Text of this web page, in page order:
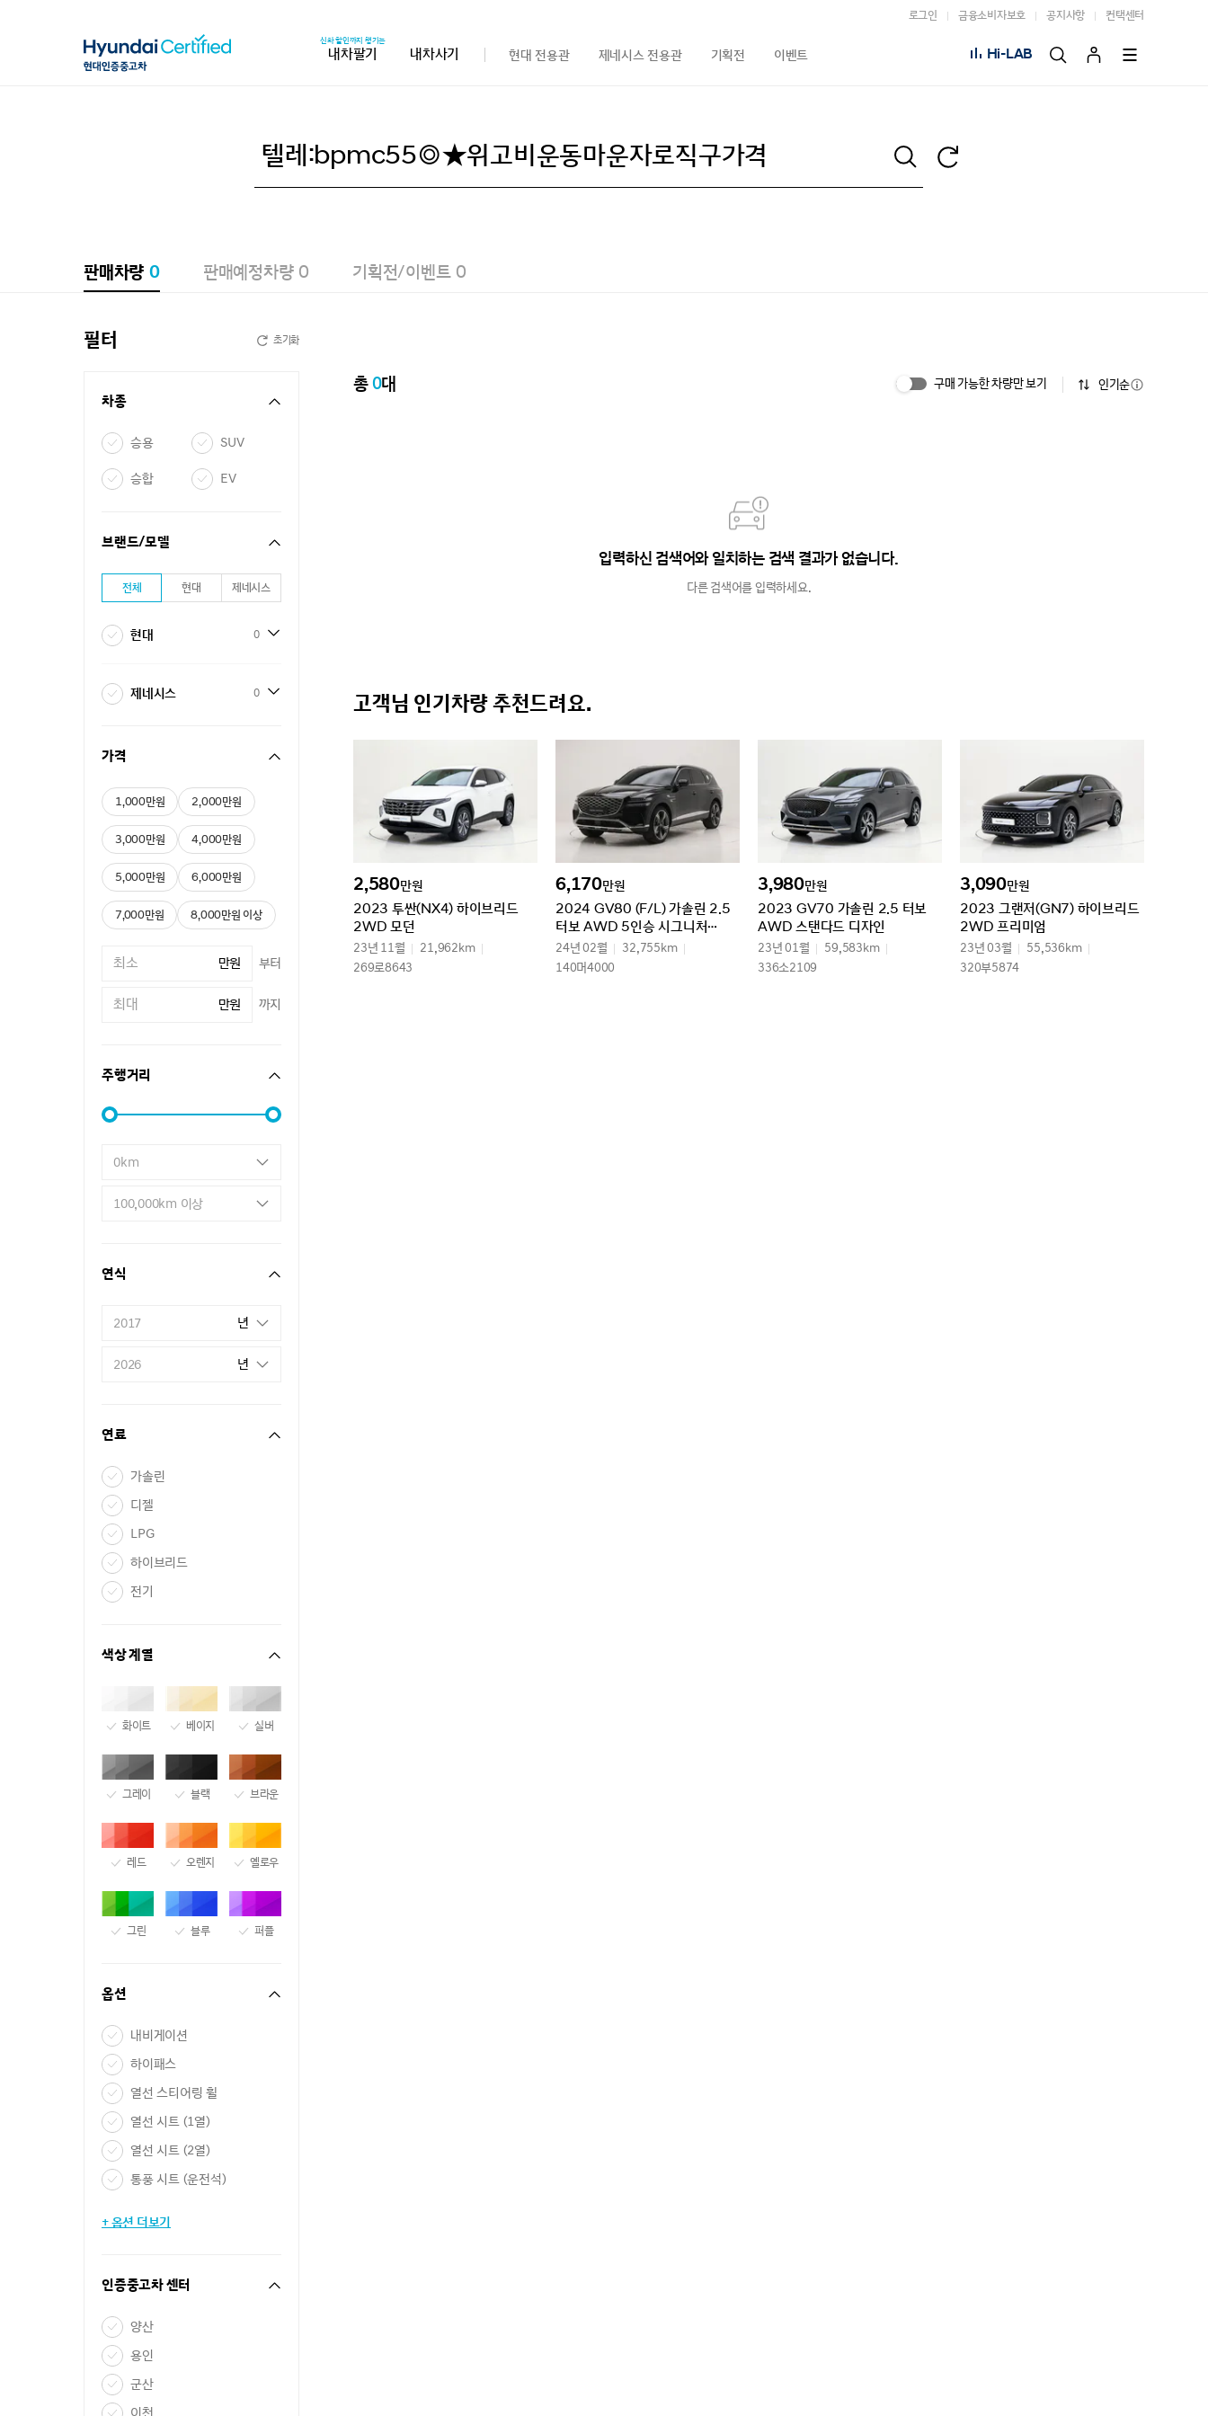
로그인 금융소비자보호 공지사항 컨택센터
신차 할인까지 챙기는
내차팔기 내차사기 현대 전용관 제네시스 전용관 기획전 이벤트 Hi-LAB
판매차량 0 판매예정차량 0 기획전/이벤트 0
필터 초기화
차종
승용 SUV
승합 EV
브랜드/모델
전체 현대 제네시스
현대 0
제네시스 0
가격
1,000만원 2,000만원
3,000만원 4,000만원
5,000만원 6,000만원
7,000만원 8,000만원 이상
만원 부터
만원 까지
주행거리
0km
100,000km 이상
연식
2017 년
2026 년
연료
가솔린
디젤
LPG
하이브리드
전기
색상 계열
화이트 베이지 실버
그레이 블랙 브라운
레드 오렌지 옐로우
그린 블루 퍼플
옵션
내비게이션
하이패스
열선 스티어링 휠
열선 시트 (1열)
열선 시트 (2열)
통풍 시트 (운전석)
+ 옵션 더보기
인증중고차 센터
양산
용인
군산
이천
총0대 구매 가능한 차량만 보기 인기순
입력하신 검색어와 일치하는 검색 결과가 없습니다.
다른 검색어를 입력하세요.
고객님 인기차량 추천드려요.
2,580만원
2023 투싼(NX4) 하이브리드
2WD 모던
23년 11월
21,962km
269로8643
6,170만원
2024 GV80 (F/L) 가솔린 2.5
터보 AWD 5인승 시그니처
디자인 셀렉션Ⅱ
24년 02월
32,755km
140머4000
3,980만원
2023 GV70 가솔린 2.5 터보
AWD 스탠다드 디자인
23년 01월
59,583km
336소2109
3,090만원
2023 그랜저(GN7) 하이브리드
2WD 프리미엄
23년 03월
55,536km
320부5874